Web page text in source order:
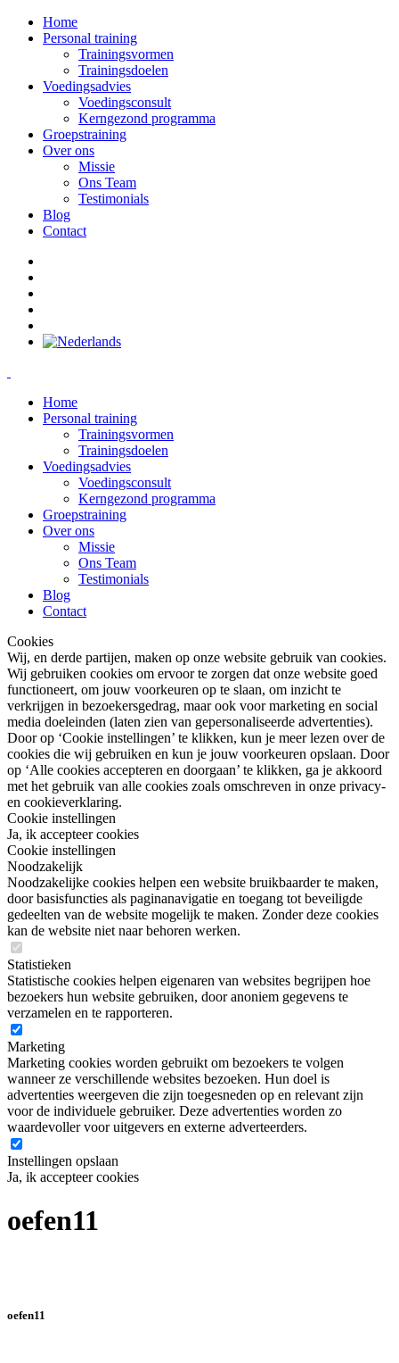
Home
Personal training
Trainingsvormen
Trainingsdoelen
Voedingsadvies
Voedingsconsult
Kerngezond programma
Groepstraining
Over ons
Missie
Ons Team
Testimonials
Blog
Contact
Home
Personal training
Trainingsvormen
Trainingsdoelen
Voedingsadvies
Voedingsconsult
Kerngezond programma
Groepstraining
Over ons
Missie
Ons Team
Testimonials
Blog
Contact
Cookies
Wij, en derde partijen, maken op onze website gebruik van cookies.
Wij gebruiken cookies om ervoor te zorgen dat onze website goed
functioneert, om jouw voorkeuren op te slaan, om inzicht te
verkrijgen in bezoekersgedrag, maar ook voor marketing en social
media doeleinden (laten zien van gepersonaliseerde advertenties).
Door op ‘Cookie instellingen’ te klikken, kun je meer lezen over de
cookies die wij gebruiken en kun je jouw voorkeuren opslaan. Door
op ‘Alle cookies accepteren en doorgaan’ te klikken, ga je akkoord
met het gebruik van alle cookies zoals omschreven in onze privacy-
en cookieverklaring.
Cookie instellingen
Ja, ik accepteer cookies
Cookie instellingen
Noodzakelijk
Noodzakelijke cookies helpen een website bruikbaarder te maken,
door basisfuncties als paginanavigatie en toegang tot beveiligde
gedeelten van de website mogelijk te maken. Zonder deze cookies
kan de website niet naar behoren werken.
Statistieken
Statistische cookies helpen eigenaren van websites begrijpen hoe
bezoekers hun website gebruiken, door anoniem gegevens te
verzamelen en te rapporteren.
Marketing
Marketing cookies worden gebruikt om bezoekers te volgen
wanneer ze verschillende websites bezoeken. Hun doel is
advertenties weergeven die zijn toegesneden op en relevant zijn
voor de individuele gebruiker. Deze advertenties worden zo
waardevoller voor uitgevers en externe adverteerders.
Instellingen opslaan
Ja, ik accepteer cookies
oefen11
oefen11